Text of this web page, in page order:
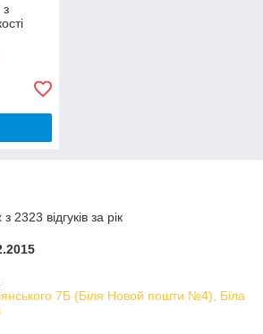
з
2323 відгуків за рік
7Б (Біля Новой пошти №4), Біла